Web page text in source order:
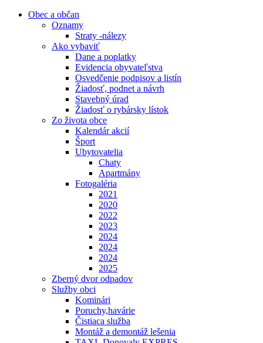
Obec a občan
Oznamy
Straty -nálezy
Ako vybaviť
Dane a poplatky
Evidencia obyvateľstva
Osvedčenie podpisov a listín
Žiadosť, podnet a návrh
Stavebný úrad
Žiadosť o rybársky lístok
Zo života obce
Kalendár akcií
Šport
Ubytovatelia
Chaty
Apartmány
Fotogaléria
2021
2020
2022
2023
2024
2024
2024
2025
Zberný dvor odpadov
Služby obci
Kominári
Poruchy,havárie
Čistiaca služba
Montáž a demontáž lešenia